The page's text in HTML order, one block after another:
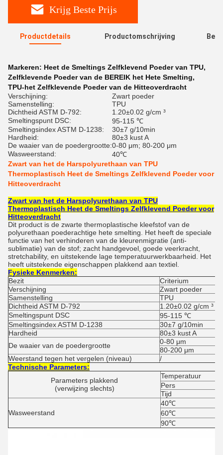
Krijg Beste Prijs
Productdetails Productomschrijving
Markeren: Heet de Smeltings Zelfklevend Poeder van TPU,
Zelfklevende Poeder van de BEREIK het Hete Smelting,
TPU-het Zelfklevende Poeder van de Hitteoverdracht
Verschijning:
Zwart poeder
Samenstelling:
TPU
Dichtheid ASTM D-792:
1.20±0.02 g/cm ³
Smeltingspunt DSC:
95-115 ℃
Smeltingsindex ASTM D-1238:
30±7 g/10min
Hardheid:
80±3 kust A
De waaier van de poedergrootte:0-80 μm; 80-200 μm
Wasweerstand:
40℃
Zwart van het de Harspolyurethaan van TPU
Thermoplastisch Heet de Smeltings Zelfklevend Poeder voor
Hitteoverdracht
Zwart van het de Harspolyurethaan van TPU
Thermoplastisch Heet de Smeltings Zelfklevend Poeder voor
Hitteoverdracht
Dit product is de zwarte thermoplastische kleefstof van de
polyurethaan poederachtige hete smelting. Het heeft de speciale
functie van het verhinderen van de kleurenmigratie (anti-
sublimatie) van de stof; zacht handgevoel, goede veerkracht,
stretchability, en uitstekende lage temperatuurwerkbaarheid. Het
heeft uitstekende eigenschappen plakkend aan textiel.
Fysieke Kenmerken:
Bezit
Criterium
Verschijning
Zwart poeder
Samenstelling
TPU
Dichtheid ASTM D-792
1.20±0.02 g/cm ³
Smeltingspunt DSC
95-115 ℃
Smeltingsindex ASTM D-1238
30±7 g/10min
Hardheid
80±3 kust A
De waaier van de poedergrootte
0-80 μm
80-200 μm
Weerstand tegen het vergelen (niveau)
/
Technische Parameters:
Parameters plakkend
(verwijzing slechts)
Temperatuur
Pers
Tijd
Wasweerstand
40℃
60℃
90℃